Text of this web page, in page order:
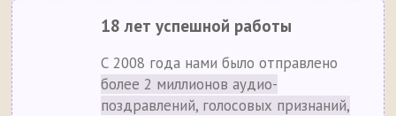
18 лет успешной работы
С 2008 года нами было отправлено
более 2 миллионов аудио-
поздравлений, голосовых признаний,